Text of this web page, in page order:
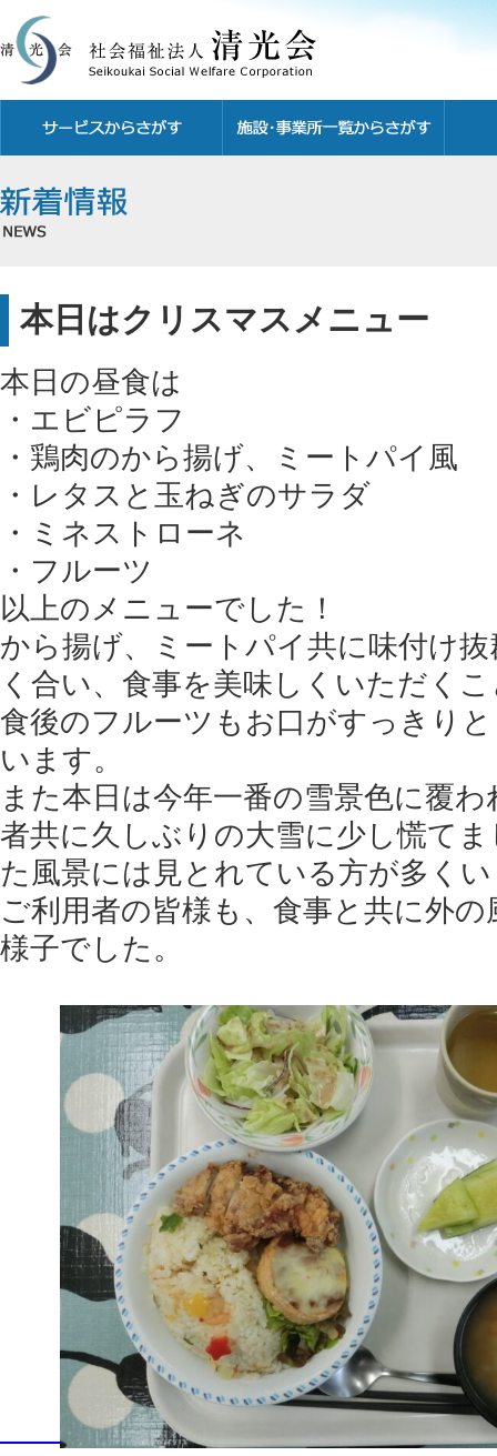
本日はクリスマスメニュー
本日の昼食は
・エビピラフ
・鶏肉のから揚げ、ミートパイ風
・レタスと玉ねぎのサラダ
・ミネストローネ
・フルーツ
以上のメニューでした！
から揚げ、ミートパイ共に味付け
く合い、食事を美味しくいただく
食後のフルーツもお口がすっきり
います。
また本日は今年一番の雪景色に覆
者共に久しぶりの大雪に少し慌て
た風景には見とれている方が多く
ご利用者の皆様も、食事と共に外
様子でした。